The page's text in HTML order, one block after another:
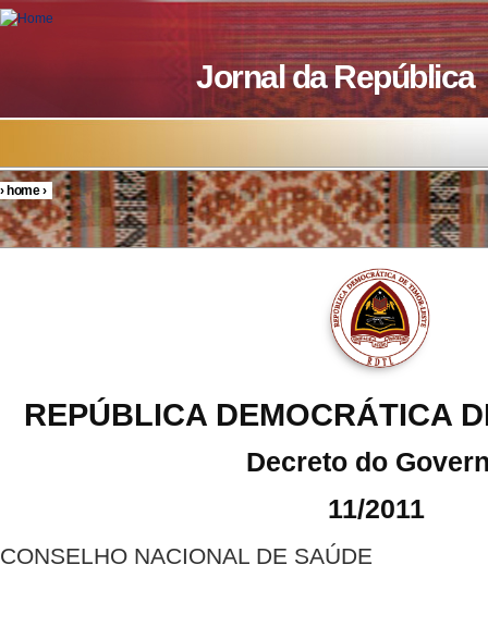
Skip to main content
Jornal da República
You are here
›home›
REPÚBLICA DEMOCRÁTICA
Decreto do
11/2011
CONSELHO NACIONAL DE SAÚDE